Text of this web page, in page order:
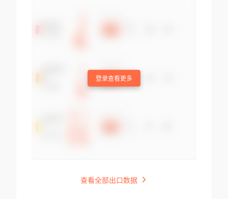
登录查看更多
查看全部出口数据